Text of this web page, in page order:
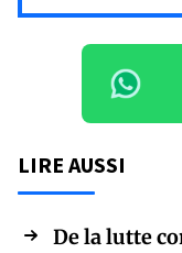
LIRE AUSSI
De la lutte